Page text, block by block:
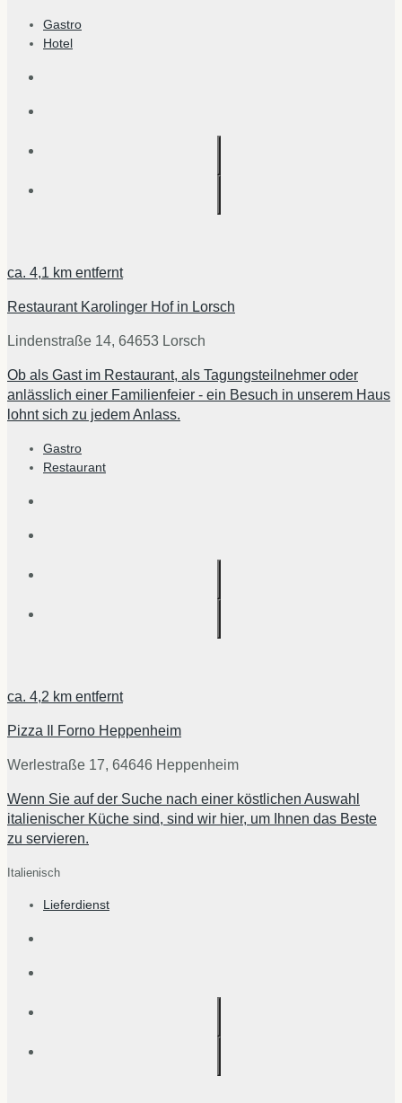
Gastro
Hotel
ca. 4,1 km entfernt
Restaurant Karolinger Hof in Lorsch
Lindenstraße 14, 64653 Lorsch
Ob als Gast im Restaurant, als Tagungsteilnehmer oder
anlässlich einer Familienfeier - ein Besuch in unserem Haus
lohnt sich zu jedem Anlass.
Gastro
Restaurant
ca. 4,2 km entfernt
Pizza Il Forno Heppenheim
Werlestraße 17, 64646 Heppenheim
Wenn Sie auf der Suche nach einer köstlichen Auswahl
italienischer Küche sind, sind wir hier, um Ihnen das Beste
zu servieren.
Italienisch
Lieferdienst